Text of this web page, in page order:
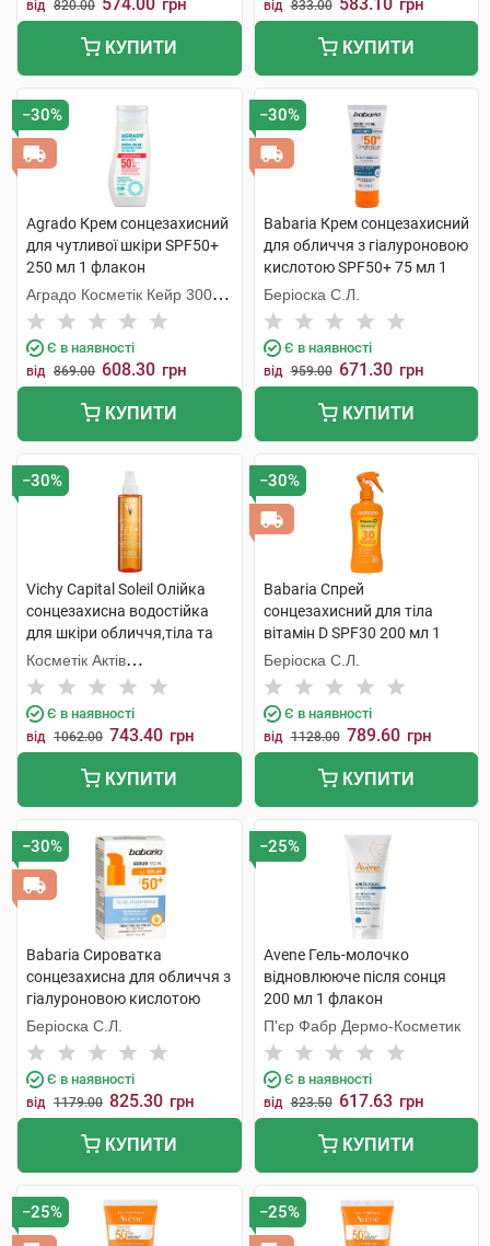
від 820.00 грн
КУПИТИ
від 833.00 грн
КУПИТИ
−30%
Agrado Крем сонцезахисний
для чутливої шкіри SPF50+
250 мл 1 флакон
Аградо Косметік Кейр 3000
С.Л.У.
Є в наявності
від 869.00 608.30 грн
КУПИТИ
−30%
Babaria Крем сонцезахисний
для обличчя з гіалуроновою
кислотою SPF50+ 75 мл 1
туба
Беріоска С.Л.
Є в наявності
від 959.00 671.30 грн
КУПИТИ
−30%
Vichy Capital Soleil Олійка
сонцезахисна водостійка
для шкіри обличчя,тіла та
волосся SPF50+ 200 мл 1
флакон
Косметік Актів
Інтернаціональ
Є в наявності
від 1062.00 743.40 грн
КУПИТИ
−30%
Babaria Спрей
сонцезахисний для тіла
вітамін D SPF30 200 мл 1
флакон
Беріоска С.Л.
Є в наявності
від 1128.00 789.60 грн
КУПИТИ
−30%
Babaria Сироватка
сонцезахисна для обличчя з
гіалуроновою кислотою
SPF50+ 30 мл 1 флакон
Беріоска С.Л.
Є в наявності
від 1179.00 825.30 грн
КУПИТИ
−25%
Avene Гель-молочко
відновлюючe після сонця
200 мл 1 флакон
П'єр Фабр Дермо-Косметик
Є в наявності
від 823.50 617.63 грн
КУПИТИ
−25% −25%